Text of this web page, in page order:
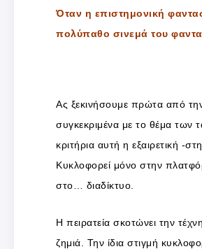
Όταν η επιστημονική
πολύπαθο σινεμά του
Ας ξεκινήσουμε πρώτα από
συγκεκριμένα με το θέμα των
κριτήρια αυτή η εξαιρετική -
Κυκλοφορεί μόνο στην
στο… διαδίκτυο.
Η πειρατεία σκοτώνει την
ζημιά. Την ίδια στιγμή